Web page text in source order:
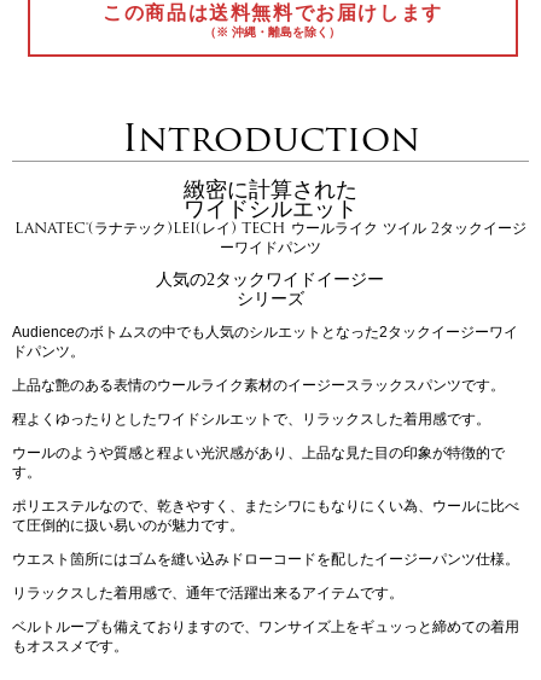
この商品は送料無料でお届けします
（※ 沖縄・離島を除く）
Introduction
緻密に計算された
ワイドシルエット
LANATEC®(ラナテック)LEI(レイ) TECH ウールライク ツイル 2タックイージ
ーワイドパンツ
人気の2タックワイドイージー
シリーズ
Audienceのボトムスの中でも人気のシルエットとなった2タックイージーワイ
ドパンツ。
上品な艶のある表情のウールライク素材のイージースラックスパンツです。
程よくゆったりとしたワイドシルエットで、リラックスした着用感です。
ウールのようや質感と程よい光沢感があり、上品な見た目の印象が特徴的で
す。
ポリエステルなので、乾きやすく、またシワにもなりにくい為、ウールに比べ
て圧倒的に扱い易いのが魅力です。
ウエスト箇所にはゴムを縫い込みドローコードを配したイージーパンツ仕様。
リラックスした着用感で、通年で活躍出来るアイテムです。
ベルトループも備えておりますので、ワンサイズ上をギュッっと締めての着用
もオススメです。